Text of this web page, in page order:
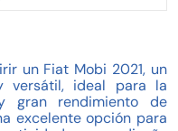
un Fiat Mobi 2021, un
versátil, ideal para la
gran rendimiento de
excelente opción para